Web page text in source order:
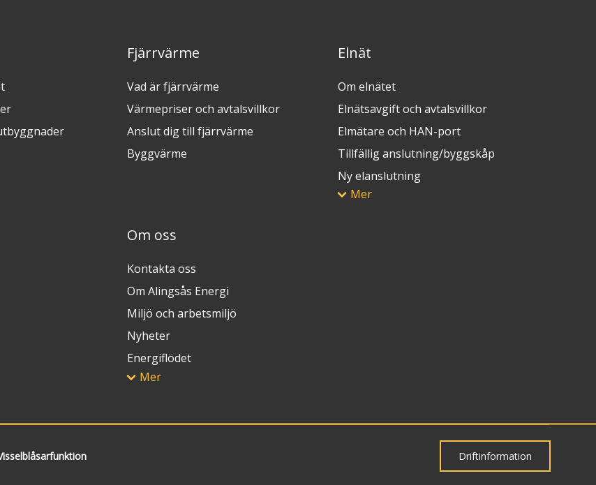
Fjärrvärme
Vad är fjärrvärme
Värmepriser och avtalsvillkor
Anslut dig till fjärrvärme
Byggvärme
Elnät
Om elnätet
Elnätsavgift och avtalsvillkor
Elmätare och HAN-port
Tillfällig anslutning/byggskåp
Ny elanslutning
Mer
Om oss
Kontakta oss
Om Alingsås Energi
Miljö och arbetsmiljö
Nyheter
Energiflödet
Mer
Driftinformation